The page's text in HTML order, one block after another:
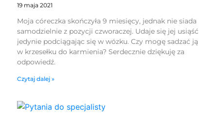
19 maja 2021
Moja córeczka skończyła 9 miesięcy, jednak nie siada
samodzielnie z pozycji czworaczej. Udaje się jej usiąść
jedynie podciągając się w wózku. Czy mogę sadzać ją
w krzesełku do karmienia? Serdecznie dziękuję za
odpowiedź.
Czytaj dalej »